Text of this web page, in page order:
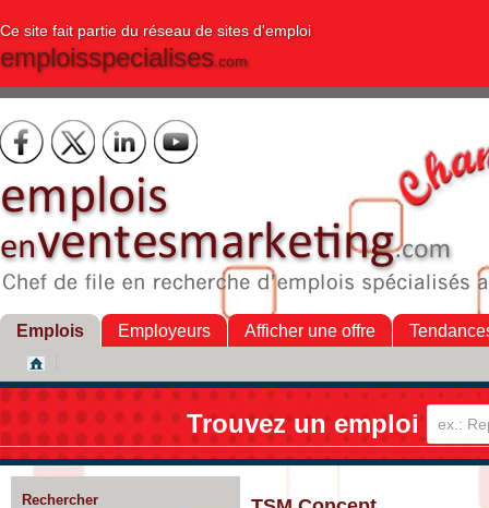
Ce site fait partie du réseau de sites d'emploi
emploisspecialises.com
Emplois Employeurs Afficher une offre
Trouvez un emploi
Rechercher